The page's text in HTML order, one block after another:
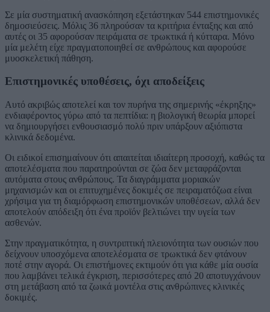
Σε μία συστηματική ανασκόπηση εξετάστηκαν 544 επιστημονικές
δημοσιεύσεις. Μόλις 36 πληρούσαν τα κριτήρια ένταξης και από
αυτές οι 35 αφορούσαν πειράματα σε τρωκτικά ή κύτταρα. Μόνο
μία μελέτη είχε πραγματοποιηθεί σε ανθρώπους και αφορούσε
μυοσκελετική πάθηση.
Επιστημονικές υποθέσεις, όχι αποδείξεις
Αυτό ακριβώς αποτελεί και τον πυρήνα της σημερινής «έκρηξης»
ενδιαφέροντος γύρω από τα πεπτίδια: η βιολογική θεωρία μπορεί
να δημιουργήσει ενθουσιασμό πολύ πριν υπάρξουν αξιόπιστα
κλινικά δεδομένα.
Οι ειδικοί επισημαίνουν ότι απαιτείται ιδιαίτερη προσοχή, καθώς τα
αποτελέσματα που παρατηρούνται σε ζώα δεν μεταφράζονται
αυτόματα στους ανθρώπους. Τα διαγράμματα μοριακών
μηχανισμών και οι επιτυχημένες δοκιμές σε πειραματόζωα είναι
χρήσιμα για τη διαμόρφωση επιστημονικών υποθέσεων, αλλά δεν
αποτελούν απόδειξη ότι ένα προϊόν βελτιώνει την υγεία των
ασθενών.
Στην πραγματικότητα, η συντριπτική πλειονότητα των ουσιών που
δείχνουν υποσχόμενα αποτελέσματα σε τρωκτικά δεν φτάνουν
ποτέ στην αγορά. Οι επιστήμονες εκτιμούν ότι για κάθε μία ουσία
που λαμβάνει τελικά έγκριση, περισσότερες από 20 αποτυγχάνουν
στη μετάβαση από τα ζωικά μοντέλα στις ανθρώπινες κλινικές
δοκιμές.